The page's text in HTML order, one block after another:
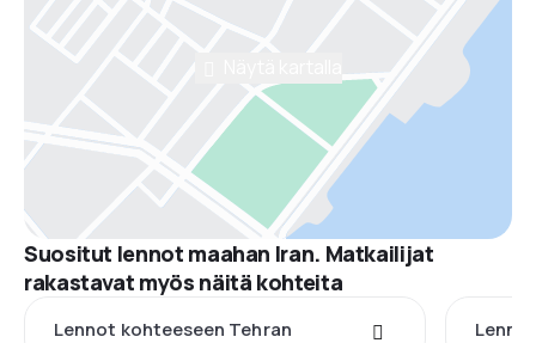
Suositut lennot maahan Iran. Matkailijat
rakastavat myös näitä kohteita
Lennot kohteeseen Tehran